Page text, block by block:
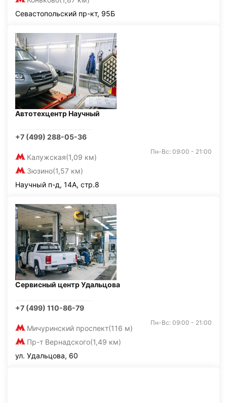
Севастопольский пр-кт, 95Б
Автотехцентр Научный
+7 (499) 288-05-36
Калужская(1,09 км)
Зюзино(1,57 км)
Пн-Вс: 09:00 - 21:00
Научный п-д, 14А, стр.8
Сервисный центр Удальцова
+7 (499) 110-86-79
Мичуринский проспект(116 м)
Пр-т Вернадского(1,49 км)
Пн-Вс: 09:00 - 21:00
ул. Удальцова, 60